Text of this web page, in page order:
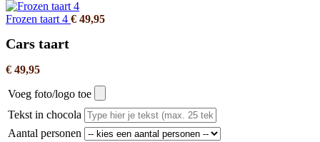
Frozen taart 4 € 49,95
Cars taart
€ 49,95
Voeg foto/logo toe
Tekst in chocola
Aantal personen